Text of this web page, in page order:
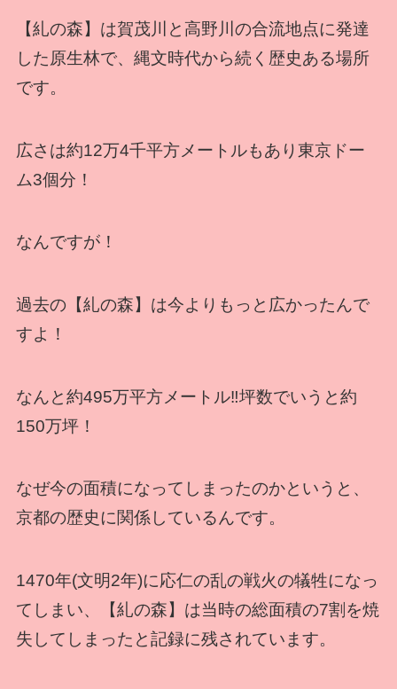
【糺の森】は賀茂川と高野川の合流地点に発達
した原生林で、縄文時代から続く歴史ある場所
です。
広さは約12万4千平方メートルもあり東京ドー
ム3個分！
なんですが！
過去の【糺の森】は今よりもっと広かったんで
すよ！
なんと約495万平方メートル‼坪数でいうと約
150万坪！
なぜ今の面積になってしまったのかというと、
京都の歴史に関係しているんです。
1470年(文明2年)に応仁の乱の戦火の犠牲になっ
てしまい、【糺の森】は当時の総面積の7割を焼
失してしまったと記録に残されています。